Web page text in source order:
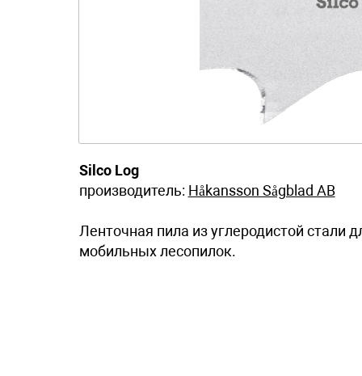
Silco Log
производитель: Håkansson Sågblad AB
Ленточная пила из углеродистой стали
мобильных лесопилок.